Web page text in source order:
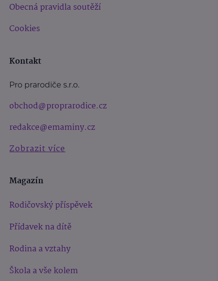
Obecná pravidla soutěží
Cookies
Kontakt
Pro prarodiče s.r.o.
obchod@proprarodice.cz
redakce@emaminy.cz
Zobrazit více
Magazín
Rodičovský příspěvek
Přídavek na dítě
Rodina a vztahy
Škola a vše kolem